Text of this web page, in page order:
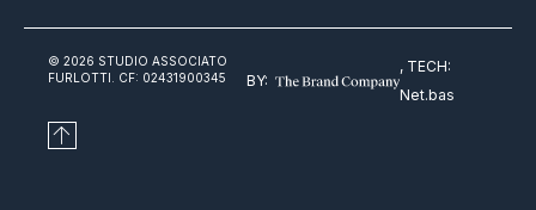
© 2026 STUDIO ASSOCIATO
FURLOTTI. CF: 02431900345
BY:
, TECH:
Net.bas